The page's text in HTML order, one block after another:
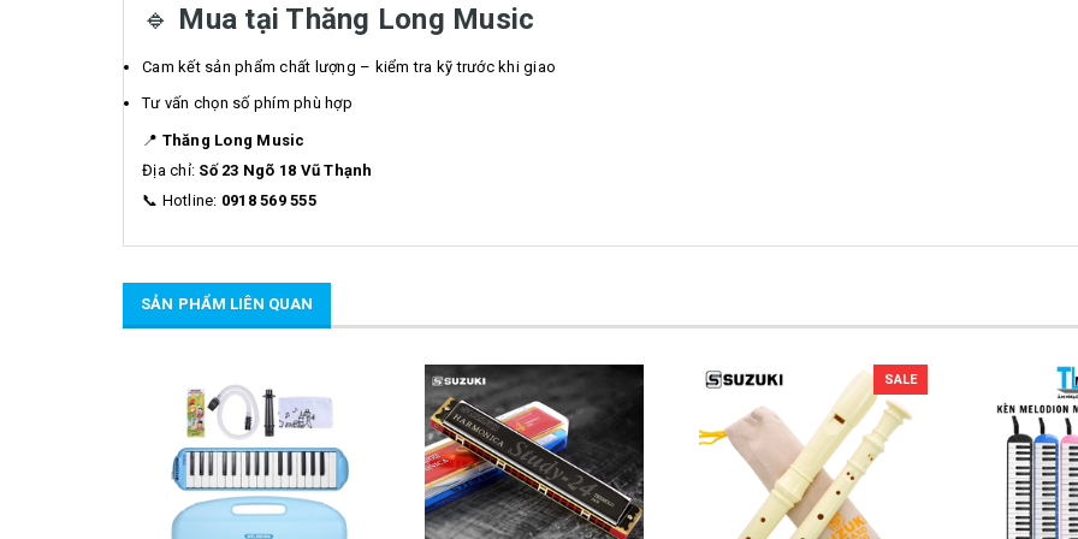
🔹 Mua tại Thăng Long Music
Cam kết sản phẩm chất lượng – kiểm tra kỹ trước khi giao
Tư vấn chọn số phím phù hợp
📍 Thăng Long Music
Địa chỉ: Số 23 Ngõ 18 Vũ Thạnh
📞 Hotline: 0918 569 555
SẢN PHẨM LIÊN QUAN